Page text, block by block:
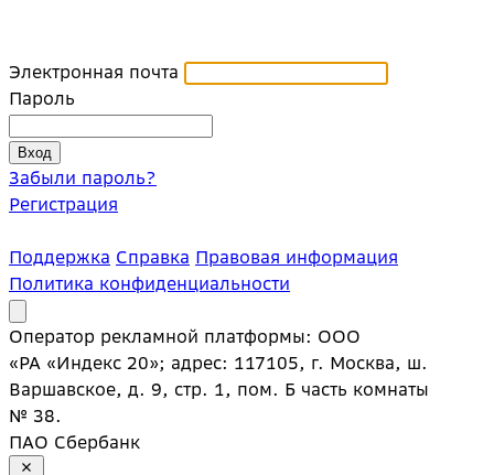
Электронная почта
Пароль
Забыли пароль?
Регистрация
Поддержка Справка Правовая информация
Политика конфиденциальности
Оператор рекламной платформы: ООО
«РА «Индекс 20»; адрес: 117105, г. Москва, ш.
Варшавское, д. 9, стр. 1, пом. Б часть комнаты
№ 38.
ПАО Сбербанк